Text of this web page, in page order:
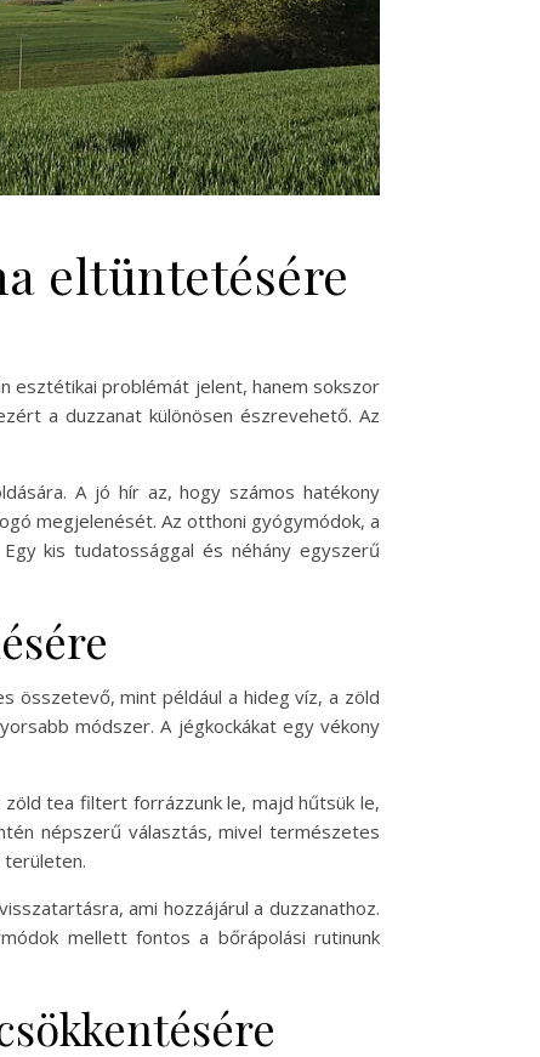
eltüntetésére
esztétikai problémát jelent, hanem sokszor
a duzzanat különösen észrevehető. Az
A jó hír az, hogy számos hatékony
megjelenését. Az otthoni gyógymódok, a
kis tudatossággal és néhány egyszerű
összetevő, mint például a hideg víz, a zöld
módszer. A jégkockákat egy vékony
tea filtert forrázzunk le, majd hűtsük le,
népszerű választás, mivel természetes
területen.
ami hozzájárul a duzzanathoz.
mellett fontos a bőrápolási rutinunk